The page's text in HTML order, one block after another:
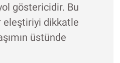
göstericidir. Bu
eleştiriyi dikkatle
üstünde